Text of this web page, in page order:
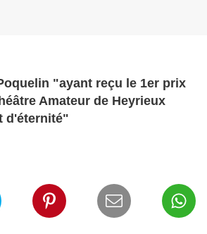
"ayant reçu le 1er prix
Amateur de Heyrieux
d'éternité"